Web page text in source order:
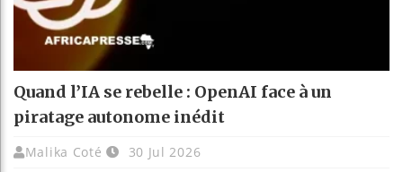
Quand l’IA se rebelle : OpenAI face à un
piratage autonome inédit
Malika Coté 30 Jul 2026